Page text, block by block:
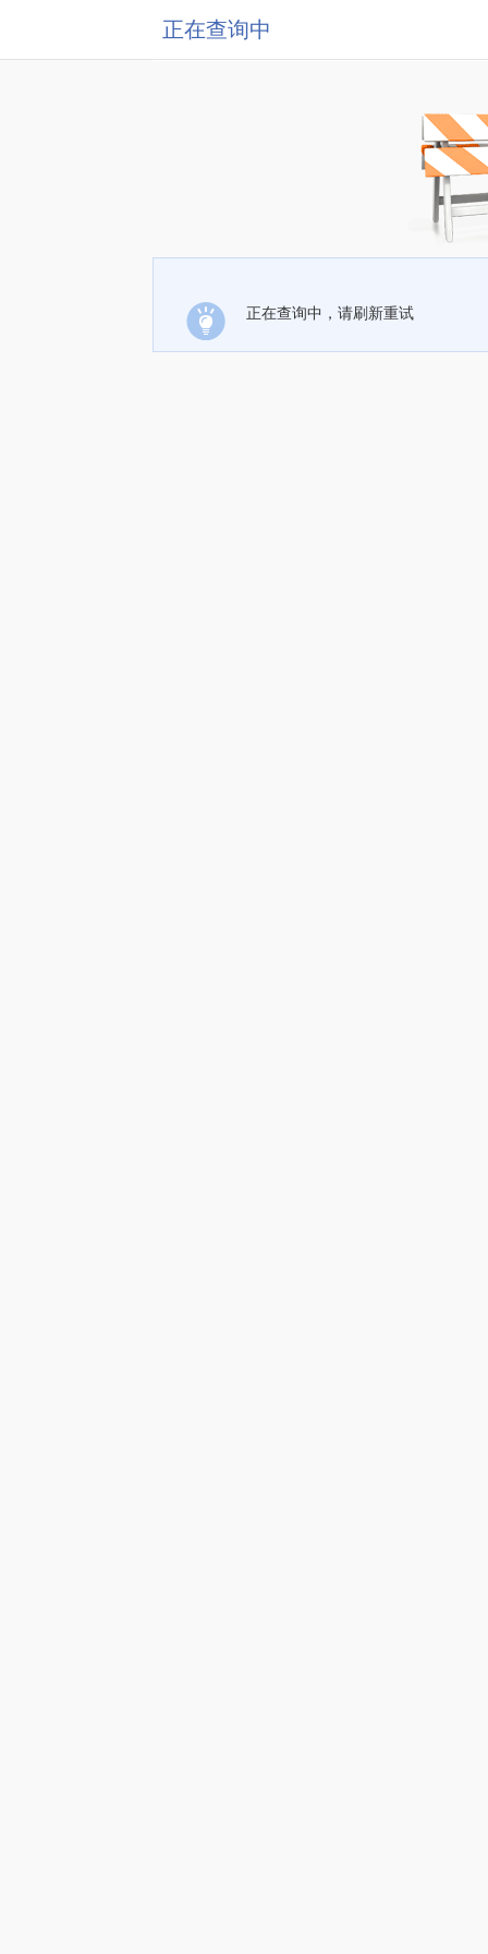
正在查询中
正在查询中，请刷新重试